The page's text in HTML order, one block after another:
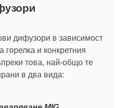
дифузори в зависимост
горелка и конкретния
това, най-общо те
в два вида: